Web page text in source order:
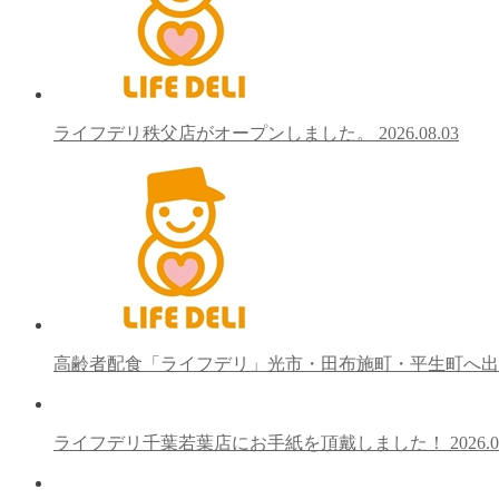
ライフデリ秩父店がオープンしました。 2026.08.03
高齢者配食「ライフデリ」光市・田布施町・平生町へ
ライフデリ千葉若葉店にお手紙を頂戴しました！